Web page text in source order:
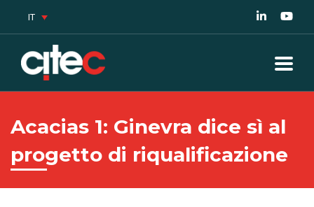
IT
Acacias 1: Ginevra dice sì al
progetto di riqualificazione